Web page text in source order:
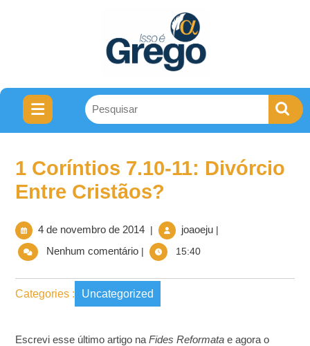
1 Coríntios 7.10-11: Divórcio
Entre Cristãos?
4 de novembro de 2014 | joaoeju |
Nenhum comentário | 15:40
Categories : Uncategorized
Escrevi esse último artigo na Fides Reformata e agora o